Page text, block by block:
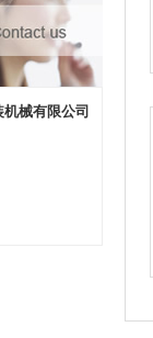
械有限公司